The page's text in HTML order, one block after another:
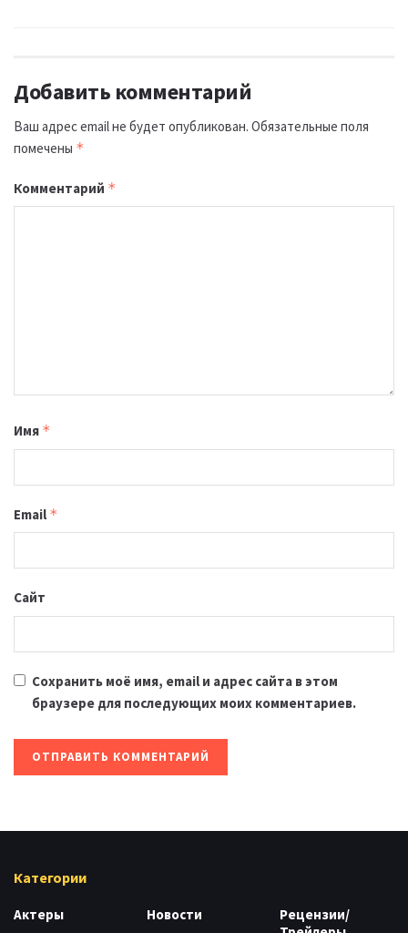
Добавить комментарий
Ваш адрес email не будет опубликован. Обязательные поля
помечены *
Комментарий *
Имя *
Email *
Сайт
Сохранить моё имя, email и адрес сайта в этом
браузере для последующих моих комментариев.
Категории
Актеры
Новости
Рецензии/